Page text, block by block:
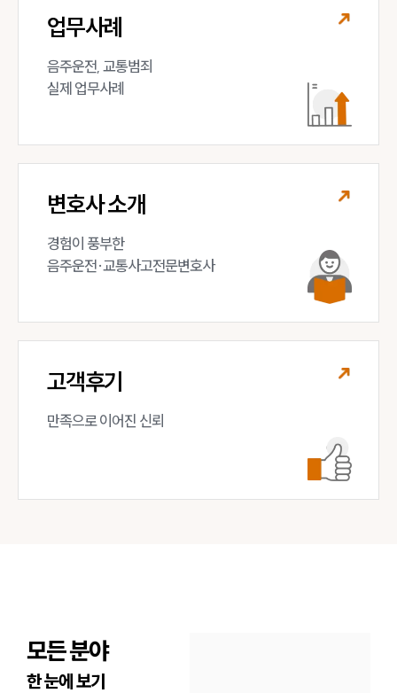
업무사례
음주운전, 교통범죄
실제 업무사례
변호사 소개
경험이 풍부한
음주운전·교통사고전문변호사
고객후기
만족으로 이어진 신뢰
모든 분야
한 눈에 보기